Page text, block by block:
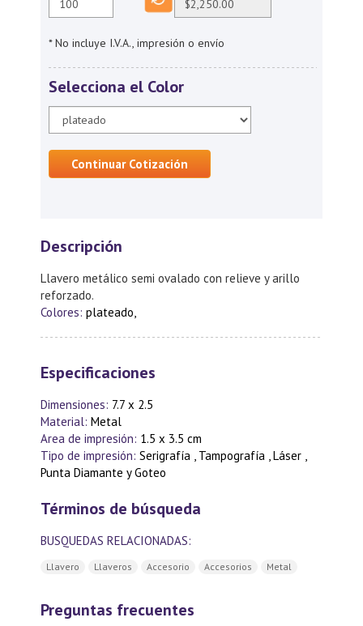
* No incluye I.V.A., impresión o envío
Selecciona el Color
Continuar Cotización
Descripción
Llavero metálico semi ovalado con relieve y arillo
reforzado.
Colores: plateado,
Especificaciones
Dimensiones: 7.7 x 2.5
Material: Metal
Area de impresión: 1.5 x 3.5 cm
Tipo de impresión: Serigrafía , Tampografía , Láser ,
Punta Diamante y Goteo
Términos de búsqueda
BUSQUEDAS RELACIONADAS:
Llavero Llaveros Accesorio Accesorios Metal
Preguntas frecuentes